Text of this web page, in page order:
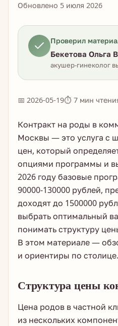
Обновлено 5 июля 2026
Проверил
Бекетова Ольга
акушер-гинеколог
📅 2026-05-19⏱ 7 мин
Контракт на роды в
Москвы — это услуга с
цен, который
опциями программы и
2026 году базовые
90000-130000 рублей,
доходят до 1500000
выбрать оптимальный
понимать структуру
В этом материале —
и ориентиры по столице.
Структура цены
Цена родов в частной
из нескольких